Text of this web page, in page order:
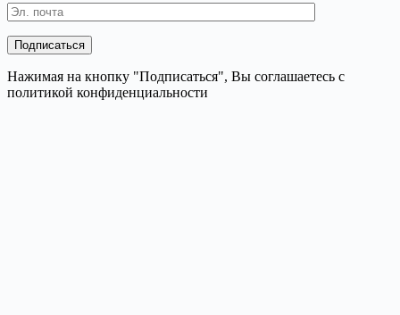
Нажимая на кнопку "Подписаться", Вы соглашаетесь с
политикой конфиденциальности